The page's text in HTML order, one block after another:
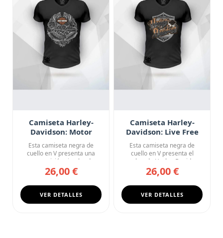
Camiseta Harley-
Davidson: Motor
Cycles Filigrana
Esta camiseta negra de
cuello en V presenta una
composición circular de
extra...
26,00 €
VER DETALLES
Camiseta Harley-
Davidson: Live Free
H-DMC
Esta camiseta negra de
cuello en V presenta el
nombre de Harley-Davidson
en u...
26,00 €
VER DETALLES